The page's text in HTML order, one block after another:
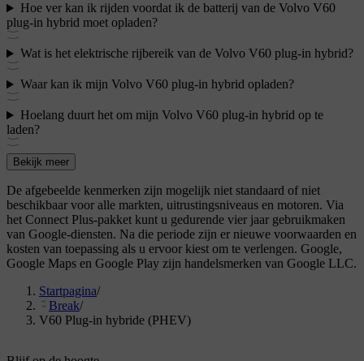
Hoe ver kan ik rijden voordat ik de batterij van de Volvo V60
plug-in hybrid moet opladen?
Wat is het elektrische rijbereik van de Volvo V60 plug-in hybrid?
Waar kan ik mijn Volvo V60 plug-in hybrid opladen?
Hoelang duurt het om mijn Volvo V60 plug-in hybrid op te
laden?
Bekijk meer
De afgebeelde kenmerken zijn mogelijk niet standaard of niet
beschikbaar voor alle markten, uitrustingsniveaus en motoren. Via
het Connect Plus-pakket kunt u gedurende vier jaar gebruikmaken
van Google-diensten. Na die periode zijn er nieuwe voorwaarden en
kosten van toepassing als u ervoor kiest om te verlengen. Google,
Google Maps en Google Play zijn handelsmerken van Google LLC.
Startpagina/
Break/
V60 Plug-in hybride (PHEV)